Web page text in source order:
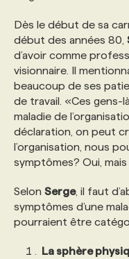
Dès le début de sa
début des années 80,
d’avoir comme
visionnaire. Il
beaucoup de ses
de travail. «Ces gens-
maladie de
déclaration, on peut
l’organisation, nous
symptômes? Oui,
Selon Serge, il faut
symptômes d’une
pourraient être
La sphère